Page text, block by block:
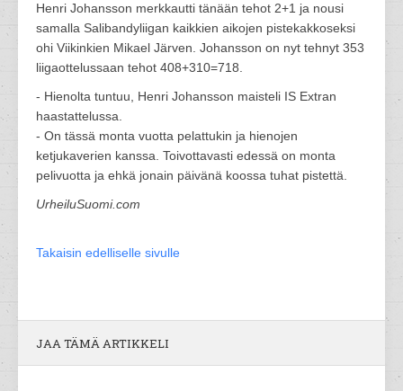
Henri Johansson merkkautti tänään tehot 2+1 ja nousi
samalla Salibandyliigan kaikkien aikojen pistekakkoseksi
ohi Viikinkien Mikael Järven. Johansson on nyt tehnyt 353
liigaottelussaan tehot 408+310=718.
- Hienolta tuntuu, Henri Johansson maisteli IS Extran
haastattelussa.
- On tässä monta vuotta pelattukin ja hienojen
ketjukaverien kanssa. Toivottavasti edessä on monta
pelivuotta ja ehkä jonain päivänä koossa tuhat pistettä.
UrheiluSuomi.com
Takaisin edelliselle sivulle
JAA TÄMÄ ARTIKKELI